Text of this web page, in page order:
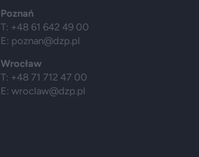
Poznań
T: +48 61 642 49 00
E: poznan@dzp.pl
Wrocław
T: +48 71 712 47 00
E: wroclaw@dzp.pl